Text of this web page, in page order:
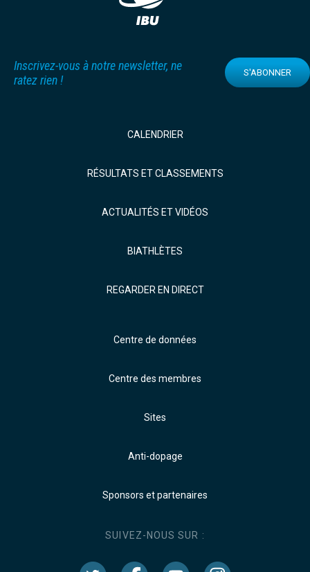
Inscrivez-vous à notre newsletter, ne
ratez rien !
S'ABONNER
CALENDRIER
RÉSULTATS ET CLASSEMENTS
ACTUALITÉS ET VIDÉOS
BIATHLÈTES
REGARDER EN DIRECT
Centre de données
Centre des membres
Sites
Anti-dopage
Sponsors et partenaires
SUIVEZ-NOUS SUR :